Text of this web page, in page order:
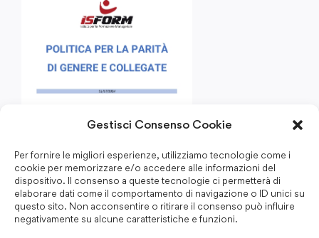
Gestisci Consenso Cookie
Per fornire le migliori esperienze, utilizziamo tecnologie come i
cookie per memorizzare e/o accedere alle informazioni del
dispositivo. Il consenso a queste tecnologie ci permetterà di
elaborare dati come il comportamento di navigazione o ID unici su
questo sito. Non acconsentire o ritirare il consenso può influire
negativamente su alcune caratteristiche e funzioni.